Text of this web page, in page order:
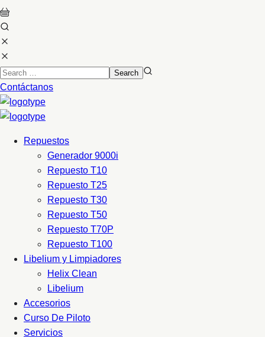
Contáctanos
Repuestos
Generador 9000i
Repuesto T10
Repuesto T25
Repuesto T30
Repuesto T50
Repuesto T70P
Repuesto T100
Libelium y Limpiadores
Helix Clean
Libelium
Accesorios
Curso De Piloto
Servicios